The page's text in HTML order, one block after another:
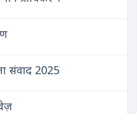
संवाद 2025